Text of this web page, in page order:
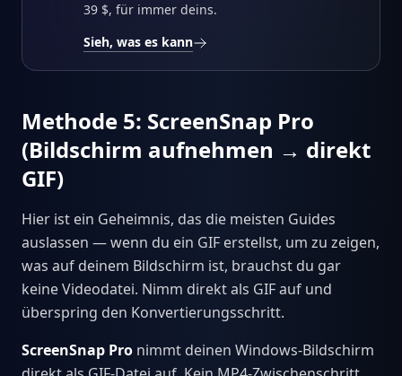
39 $, für immer deins.
Sieh, was es kann
Methode 5: ScreenSnap Pro
(Bildschirm aufnehmen → direkt
GIF)
Hier ist ein Geheimnis, das die meisten Guides
auslassen — wenn du ein GIF erstellst, um zu zeigen,
was auf deinem Bildschirm ist, brauchst du gar
keine Videodatei. Nimm direkt als GIF auf und
überspring den Konvertierungsschritt.
ScreenSnap Pro nimmt deinen Windows-Bildschirm